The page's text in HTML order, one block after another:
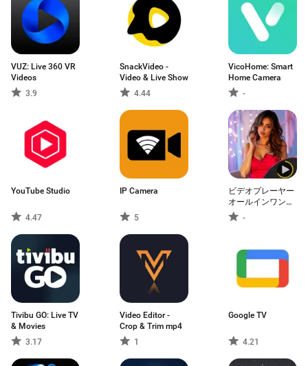
VUZ: Live 360 VR
Videos
3.9
SnackVideo -
Video & Live Show
4.44
VicoHome: Smart
Home Camera
-
YouTube Studio
4.47
IP Camera
5
ビデオプレーヤー
オールインワン
VPlay-
Tivibu GO: Live TV
& Movies
3.17
Video Editor -
Crop & Trim mp4
1
Google TV
4.21